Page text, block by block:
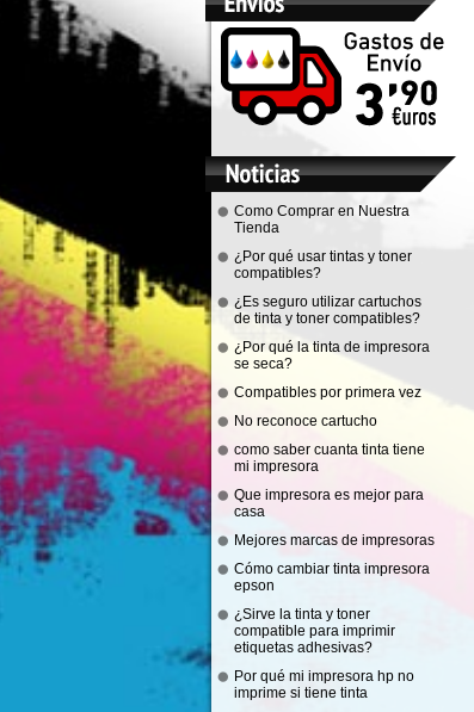
Como Comprar en Nuestra
Tienda
¿Por qué usar tintas y toner
compatibles?
¿Es seguro utilizar cartuchos
de tinta y toner compatibles?
¿Por qué la tinta de impresora
se seca?
Compatibles por primera vez
No reconoce cartucho
como saber cuanta tinta tiene
mi impresora
Que impresora es mejor para
casa
Mejores marcas de impresoras
Cómo cambiar tinta impresora
epson
¿Sirve la tinta y toner
compatible para imprimir
etiquetas adhesivas?
Por qué mi impresora hp no
imprime si tiene tinta